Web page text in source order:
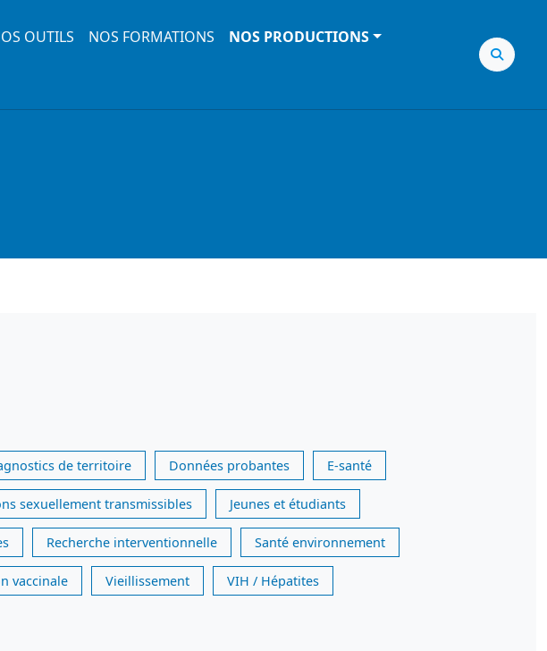
OUTILS NOS FORMATIONS
NOS PRODUCTIONS
de territoire Données probantes E-santé
sexuellement transmissibles Jeunes et étudiants
Recherche interventionnelle Santé environnement
vaccinale Vieillissement VIH / Hépatites